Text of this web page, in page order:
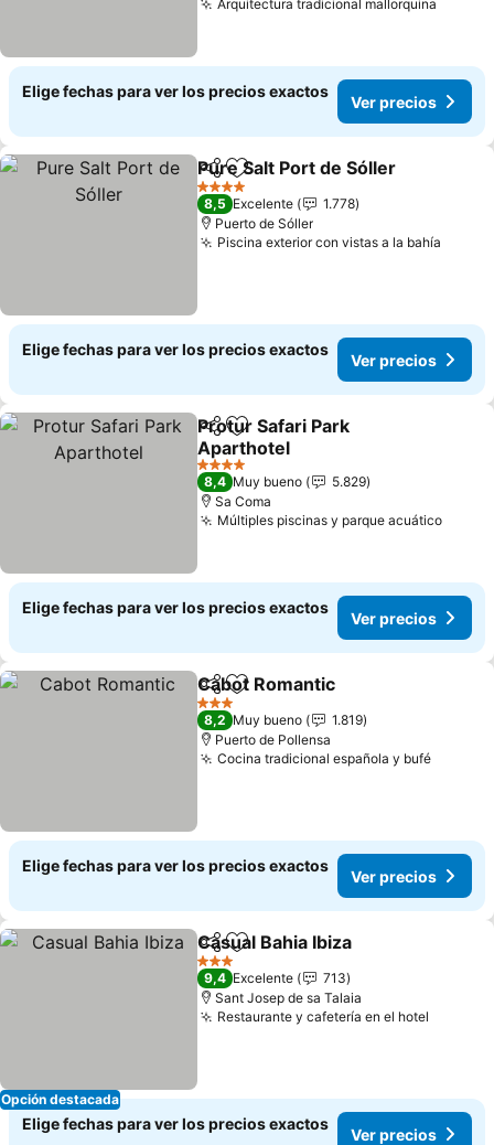
Arquitectura tradicional mallorquina
Elige fechas para ver los precios exactos
Ver precios
CompartirAgregar a favoritos
Pure Salt Port de Sóller
4 Estrellas
8,5 Excelente
1.778
Puerto de Sóller
Piscina exterior con vistas a la bahía
Elige fechas para ver los precios exactos
Ver precios
CompartirAgregar a favoritos
Protur Safari Park
Aparthotel
4 Estrellas
8,4 Muy bueno
5.829
Sa Coma
Múltiples piscinas y parque acuático
Elige fechas para ver los precios exactos
Ver precios
CompartirAgregar a favoritos
Cabot Romantic
3 Estrellas
8,2 Muy bueno
1.819
Puerto de Pollensa
Cocina tradicional española y bufé
Elige fechas para ver los precios exactos
Ver precios
Opción destacada
CompartirAgregar a favoritos
Casual Bahia Ibiza
3 Estrellas
9,4 Excelente
713
Sant Josep de sa Talaia
Restaurante y cafetería en el hotel
Elige fechas para ver los precios exactos
Ver precios